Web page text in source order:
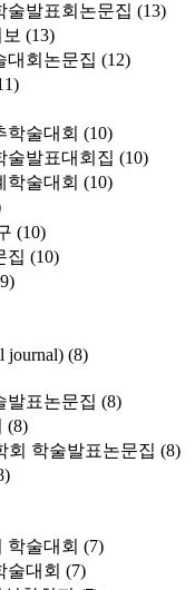
술발표회논문집 (13)
(13)
대회논문집 (12)
학술대회 (10)
술발표대회집 (10)
학술대회 (10)
(10)
집 (10)
journal) (8)
발표논문집 (8)
(8)
회 학술발표논문집 (8)
학술대회 (7)
술대회 (7)